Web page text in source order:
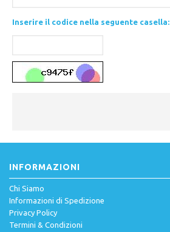
Inserire il codice nella seguente casella:
INFORMAZIONI
Chi Siamo
Informazioni di Spedizione
Privacy Policy
Termini & Condizioni